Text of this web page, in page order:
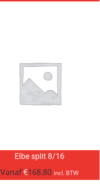
Elbe split 8/16
Vanaf€168.80 incl. BTW